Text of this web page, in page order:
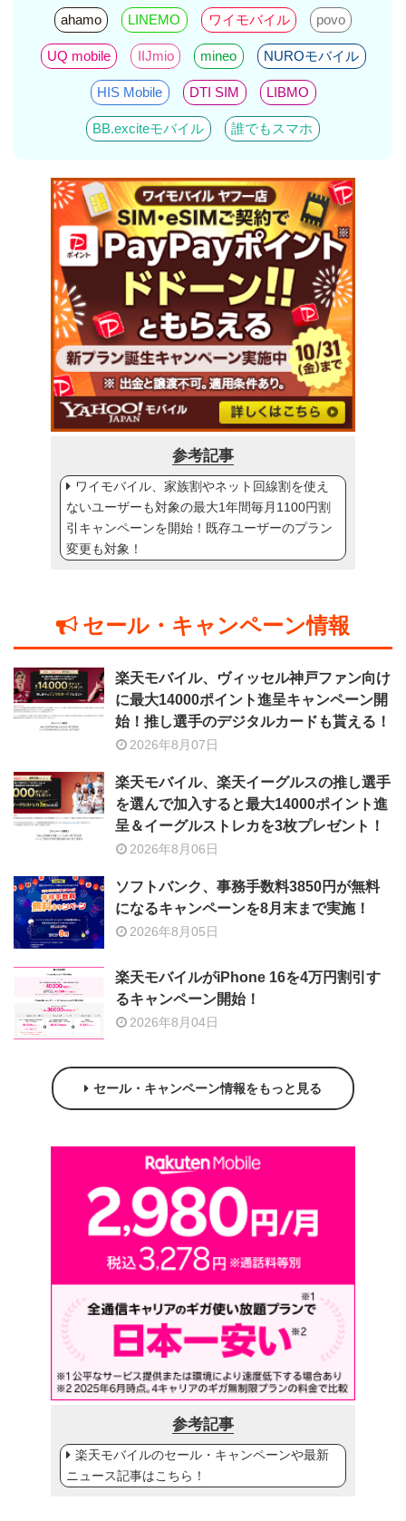
ahamo LINEMO ワイモバイル povo
UQ mobile IIJmio mineo NUROモバイル
HIS Mobile DTI SIM LIBMO
BB.exciteモバイル 誰でもスマホ
参考記事
ワイモバイル、家族割やネット回線割を使え
ないユーザーも対象の最大1年間毎月1100円割
引キャンペーンを開始！既存ユーザーのプラン
変更も対象！
セール・キャンペーン情報
楽天モバイル、ヴィッセル神戸ファン向け
に最大14000ポイント進呈キャンペーン開
始！推し選手のデジタルカードも貰える！
2026年8月07日
楽天モバイル、楽天イーグルスの推し選手
を選んで加入すると最大14000ポイント進
呈＆イーグルストレカを3枚プレゼント！
2026年8月06日
ソフトバンク、事務手数料3850円が無料
になるキャンペーンを8月末まで実施！
2026年8月05日
楽天モバイルがiPhone 16を4万円割引す
るキャンペーン開始！
2026年8月04日
セール・キャンペーン情報をもっと見る
参考記事
楽天モバイルのセール・キャンペーンや最新
ニュース記事はこちら！